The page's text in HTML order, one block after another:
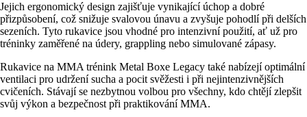
Jejich ergonomický design zajišťuje vynikající úchop a dobré
přizpůsobení, což snižuje svalovou únavu a zvyšuje pohodlí při delších
sezeních. Tyto rukavice jsou vhodné pro intenzivní použití, ať už pro
tréninky zaměřené na údery, grappling nebo simulované zápasy.
Rukavice na MMA trénink Metal Boxe Legacy také nabízejí optimální
ventilaci pro udržení sucha a pocit svěžesti i při nejintenzivnějších
cvičeních. Stávají se nezbytnou volbou pro všechny, kdo chtějí zlepšit
svůj výkon a bezpečnost při praktikování MMA.